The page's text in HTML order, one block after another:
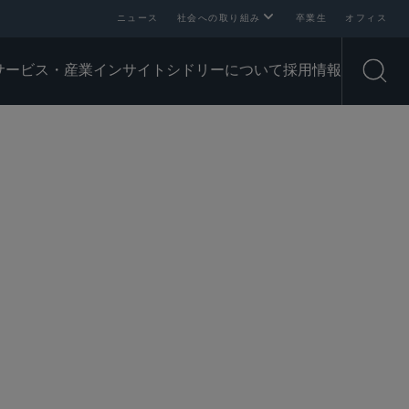
ニュース 社会への取り組み 卒業生 オフィス
ービス・産業インサイト シドリーについて採用情報